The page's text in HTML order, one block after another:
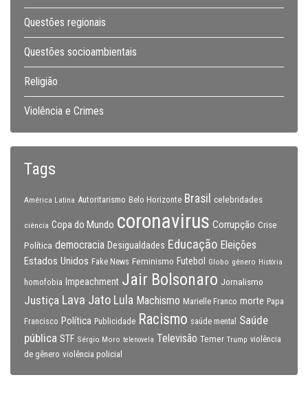
Questões regionais
Questões socioambientais
Religião
Violência e Crimes
Tags
América Latina Autoritarismo Belo Horizonte Brasil celebridades
ciência Copa do Mundo coronavirus Corrupção Crise
Política democracia Desigualdades Educação Eleições
Estados Unidos Fake News Feminismo Futebol Globo gênero História
homofobia Impeachment Jair Bolsonaro Jornalismo
Justiça Lava Jato Lula Machismo Marielle Franco morte Papa
Francisco Política Publicidade Racismo saúde mental
Saúde
pública STF Sérgio Moro telenovela Televisão Temer Trump violência
de gênero violência policial